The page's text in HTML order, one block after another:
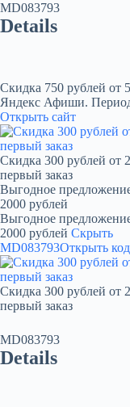
MD083793
Details
Скидка 750 рублей от
Яндекс Афиши.
Открыть сайт
Скидка 300 рублей от
первый заказ
Выгодное
2000 рублей
Выгодное
2000 рублей Скрыть
MD083793Открыть код
Скидка 300 рублей от
первый заказ
MD083793
Details